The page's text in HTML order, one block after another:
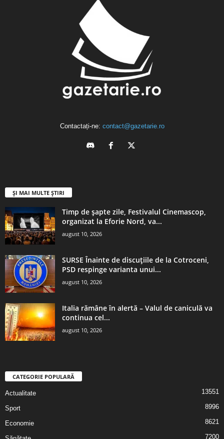
Contactați-ne: contact@gazetarie.ro
ȘI MAI MULTE ȘTIRI
Timp de şapte zile, Festivalul Cinemascop,
organizat la Eforie Nord, va...
august 10, 2026
SURSE Înainte de discuțiile de la Cotroceni,
PSD respinge varianta unui...
august 10, 2026
Italia rămâne în alertă – Valul de caniculă va
continua cel...
august 10, 2026
CATEGORIE POPULARĂ
Actualitate 13551
Sport 8996
Economie 8621
7200